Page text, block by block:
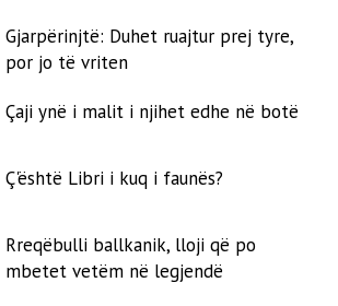
Gjarpërinjtë: Duhet ruajtur prej tyre,
por jo të vriten
Çaji ynë i malit i njihet edhe në botë
Ç'është Libri i kuq i faunës?
Rreqëbulli ballkanik, lloji që po
mbetet vetëm në legjendë